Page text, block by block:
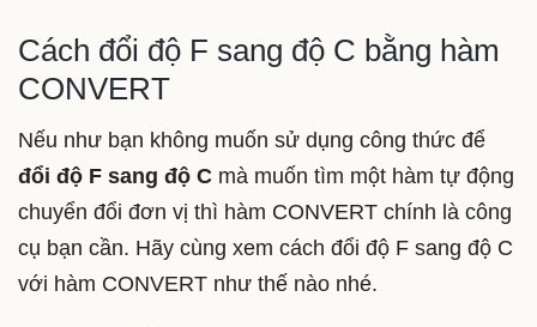
Cách đổi độ F sang độ C bằng hàm
CONVERT
Nếu như bạn không muốn sử dụng công thức để
đổi độ F sang độ C mà muốn tìm một hàm tự động
chuyển đổi đơn vị thì hàm CONVERT chính là công
cụ bạn cần. Hãy cùng xem cách đổi độ F sang độ C
với hàm CONVERT như thế nào nhé.